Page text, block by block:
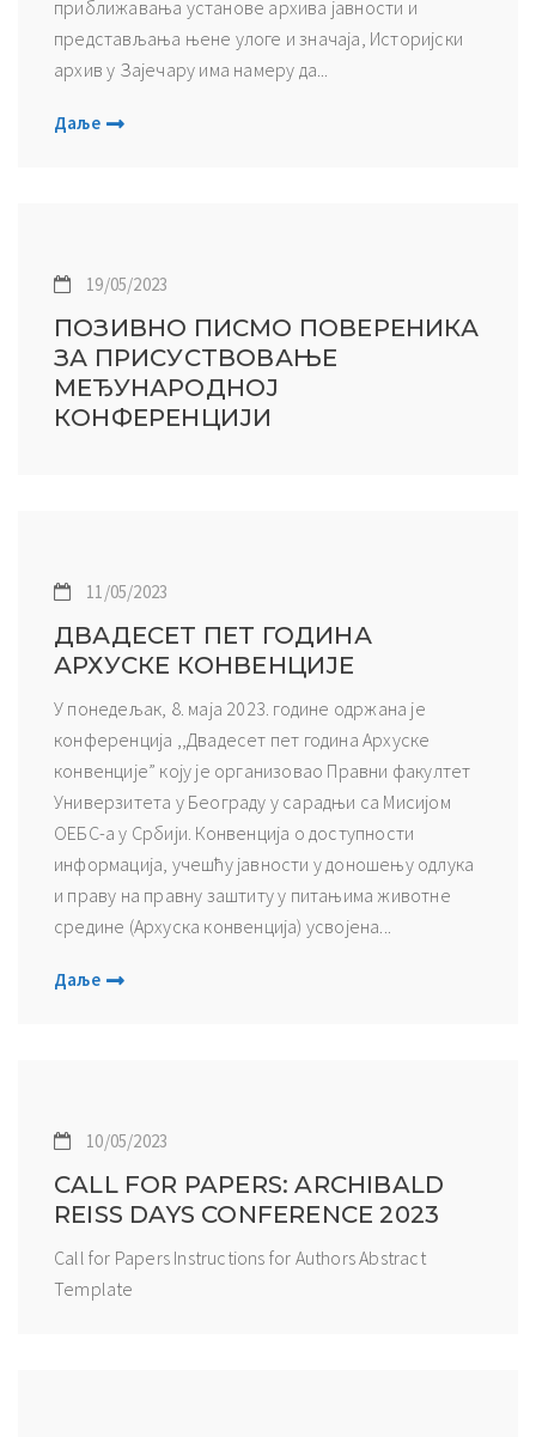
приближавања установе архива јавности и
представљања њене улоге и значаја, Историјски
архив у Зајечару има намеру да...
Даље
19/05/2023
ПОЗИВНО ПИСМО ПОВЕРЕНИКА
ЗА ПРИСУСТВОВАЊЕ
МЕЂУНАРОДНОЈ
КОНФЕРЕНЦИЈИ
11/05/2023
ДВАДЕСЕТ ПЕТ ГОДИНА
АРХУСКЕ КОНВЕНЦИЈЕ
У понедељак, 8. маја 2023. године одржана је
конференција ,,Двадесет пет година Архуске
конвенције” коју је организовао Правни факултет
Универзитета у Београду у сарадњи са Мисијом
ОЕБС-а у Србији. Конвенција о доступности
информација, учешћу јавности у доношењу одлука
и праву на правну заштиту у питањима животне
средине (Архуска конвенција) усвојена...
Даље
10/05/2023
CALL FOR PAPERS: ARCHIBALD
REISS DAYS CONFERENCE 2023
Call for Papers Instructions for Authors Abstract
Template